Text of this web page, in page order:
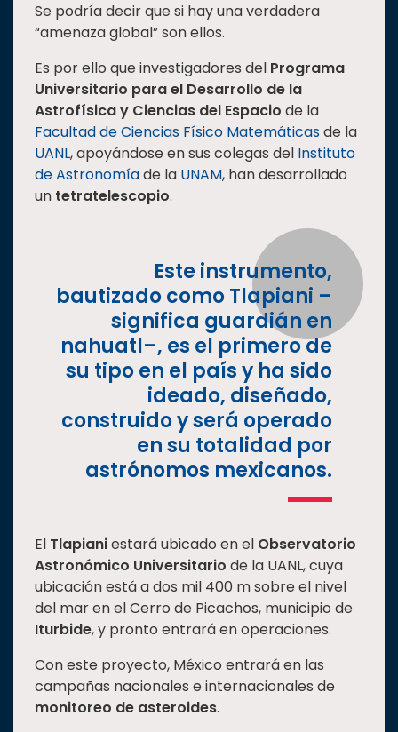
Nacional
Se podría decir que si hay una verdadera
“amenaza global” son ellos.
Es por ello que investigadores del Programa
Universitario para el Desarrollo de la
Astrofísica y Ciencias del Espacio de la
Facultad de Ciencias Físico Matemáticasde la
UANL, apoyándose en sus colegas del Instituto
de Astronomíade la UNAM, han desarrollado
un tetratelescopio.
Este instrumento,
bautizado como Tlapiani –
significa guardián en
nahuatl–, es el primero de
su tipo en el país y ha sido
ideado, diseñado,
construido y será operado
en su totalidad por
astrónomos mexicanos.
El Tlapianiestará ubicado en el Observatorio
Astronómico Universitario de la UANL, cuya
ubicación está a dos mil 400 m sobre el nivel
del mar en el Cerro de Picachos, municipio de
Iturbide, y pronto entrará en operaciones.
Con este proyecto, México entrará en las
campañas nacionales e internacionales de
monitoreo de asteroides.